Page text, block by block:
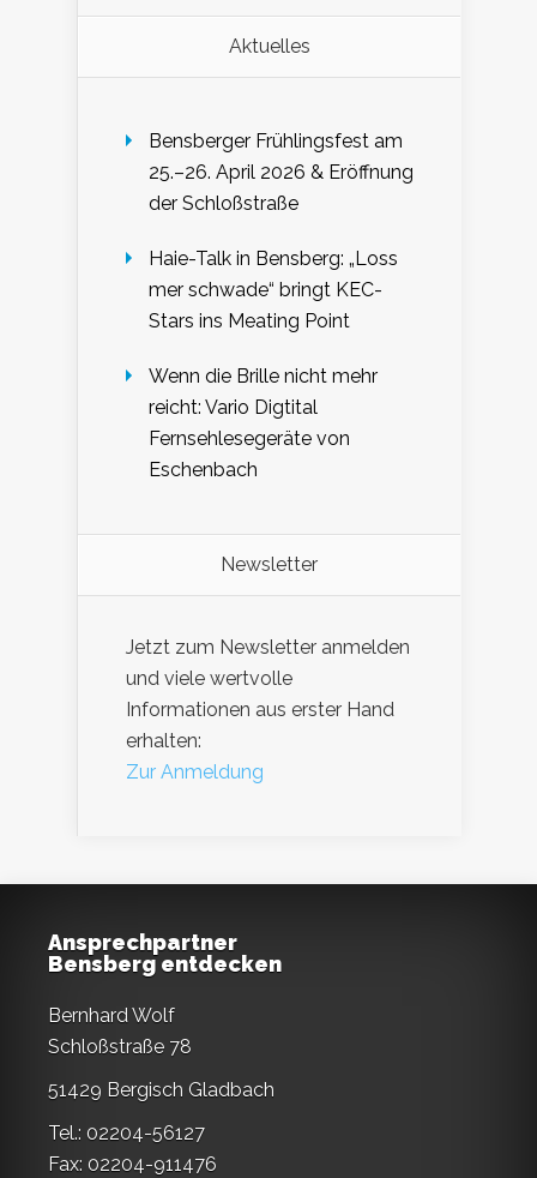
Aktuelles
Bensberger Frühlingsfest am
25.–26. April 2026 & Eröffnung
der Schloßstraße
Haie-Talk in Bensberg: „Loss
mer schwade“ bringt KEC-
Stars ins Meating Point
Wenn die Brille nicht mehr
reicht: Vario Digtital
Fernsehlesegeräte von
Eschenbach
Newsletter
Jetzt zum Newsletter anmelden
und viele wertvolle
Informationen aus erster Hand
erhalten:
Zur Anmeldung
Ansprechpartner
Bensberg entdecken
Bernhard Wolf
Schloßstraße 78
51429 Bergisch Gladbach
Tel.: 02204-56127
Fax: 02204-911476